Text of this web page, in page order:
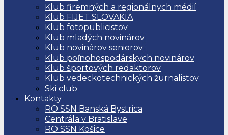
Klub firemných a regionálnych médií
Klub FIJET SLOVAKIA
Klub fotopublicistov
Klub mladých novinárov
Klub novinárov seniorov
Klub poľnohospodárskych novinárov
Klub športových redaktorov
Klub vedeckotechnických žurnalistov
Ski club
Kontakty
RO SSN Banská Bystrica
Centrála v Bratislave
RO SSN Košice